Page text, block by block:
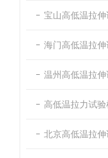
宝山高低温拉
海门高低温拉
温州高低温拉
高低温拉力试验
北京高低温拉